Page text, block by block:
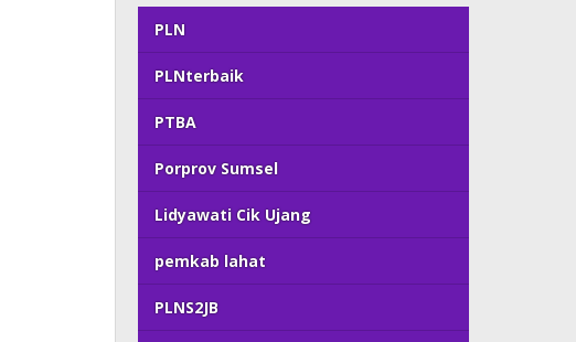
PLN
PLNterbaik
PTBA
Porprov Sumsel
Lidyawati Cik Ujang
pemkab lahat
PLNS2JB